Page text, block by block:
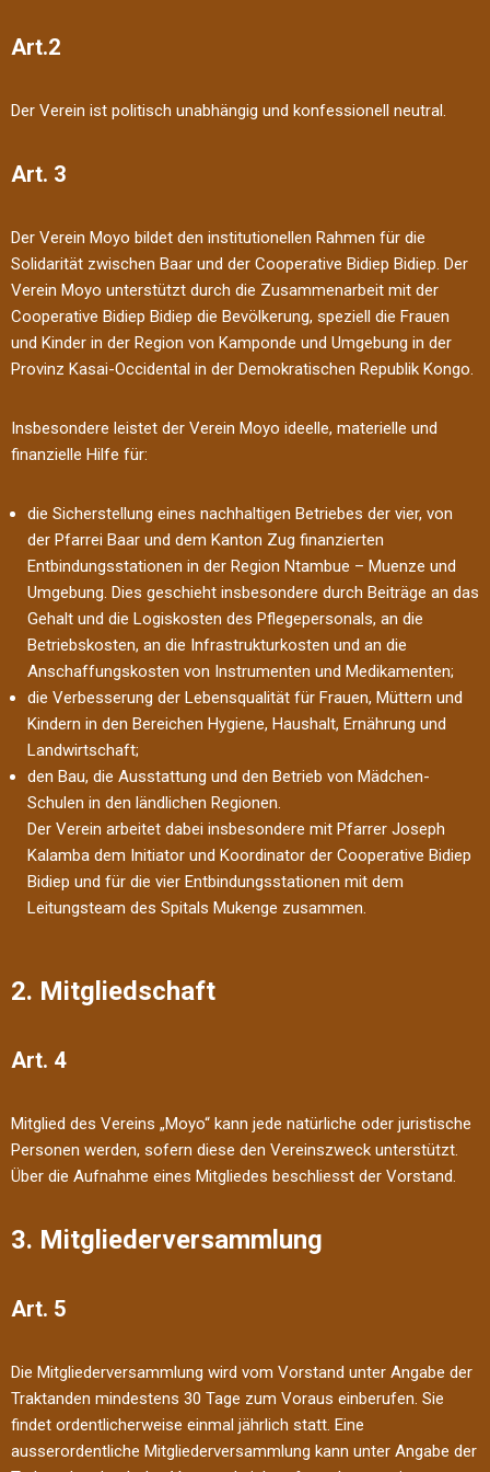
Art.2
Der Verein ist politisch unabhängig und konfessionell neutral.
Art. 3
Der Verein Moyo bildet den institutionellen Rahmen für die
Solidarität zwischen Baar und der Cooperative Bidiep Bidiep. Der
Verein Moyo unterstützt durch die Zusammenarbeit mit der
Cooperative Bidiep Bidiep die Bevölkerung, speziell die Frauen
und Kinder in der Region von Kamponde und Umgebung in der
Provinz Kasai-Occidental in der Demokratischen Republik Kongo.
Insbesondere leistet der Verein Moyo ideelle, materielle und
finanzielle Hilfe für:
die Sicherstellung eines nachhaltigen Betriebes der vier, von
der Pfarrei Baar und dem Kanton Zug finanzierten
Entbindungsstationen in der Region Ntambue – Muenze und
Umgebung. Dies geschieht insbesondere durch Beiträge an das
Gehalt und die Logiskosten des Pflegepersonals, an die
Betriebskosten, an die Infrastrukturkosten und an die
Anschaffungskosten von Instrumenten und Medikamenten;
die Verbesserung der Lebensqualität für Frauen, Müttern und
Kindern in den Bereichen Hygiene, Haushalt, Ernährung und
Landwirtschaft;
den Bau, die Ausstattung und den Betrieb von Mädchen-
Schulen in den ländlichen Regionen.
Der Verein arbeitet dabei insbesondere mit Pfarrer Joseph
Kalamba dem Initiator und Koordinator der Cooperative Bidiep
Bidiep und für die vier Entbindungsstationen mit dem
Leitungsteam des Spitals Mukenge zusammen.
2. Mitgliedschaft
Art. 4
Mitglied des Vereins „Moyo“ kann jede natürliche oder juristische
Personen werden, sofern diese den Vereinszweck unterstützt.
Über die Aufnahme eines Mitgliedes beschliesst der Vorstand.
3. Mitgliederversammlung
Art. 5
Die Mitgliederversammlung wird vom Vorstand unter Angabe der
Traktanden mindestens 30 Tage zum Voraus einberufen. Sie
findet ordentlicherweise einmal jährlich statt. Eine
ausserordentliche Mitgliederversammlung kann unter Angabe der